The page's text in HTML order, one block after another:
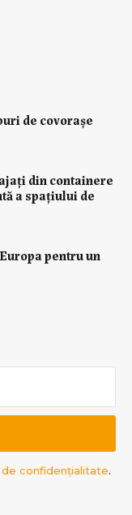
de covorașe
din containere
a spațiului de
pentru un
confidențialitate.